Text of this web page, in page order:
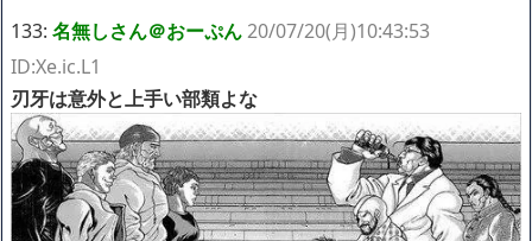
133: 名無しさん＠おーぷん20/07/20(月)10:43:53
ID:Xe.ic.L1
刃牙は意外と上手い部類よな